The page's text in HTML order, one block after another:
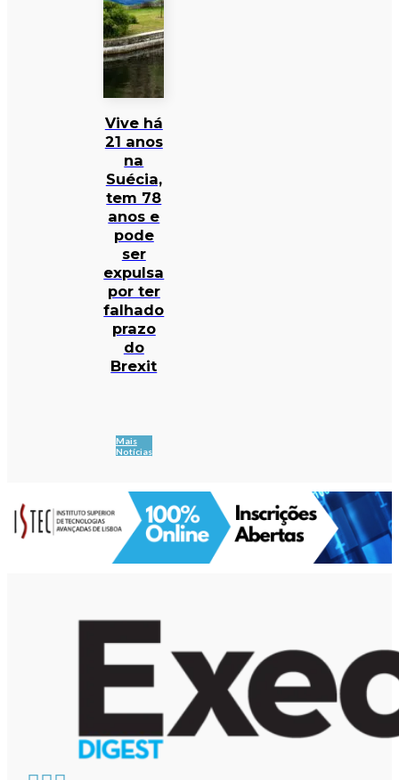
Vive há
21 anos
na
Suécia,
tem 78
anos e
pode
ser
expulsa
por ter
falhado
prazo
do
Brexit
Mais
Notícias